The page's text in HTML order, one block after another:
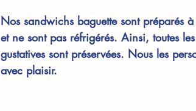
Nos sandwichs baguette sont préparés
et ne sont pas réfrigérés. Ainsi, toutes
gustatives sont préservées. Nous les
avec plaisir.